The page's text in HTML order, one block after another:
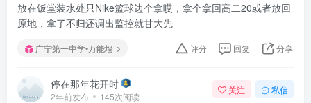
放在饭堂装水处只Nike篮球边个拿哎，拿个拿回高二20或者放回
原地，拿了不归还调出监控就甘大先
广宁第一中学•万能墙 评分 回复 分享
停在那年花开时
2年前发布 145次阅读
关注 私信